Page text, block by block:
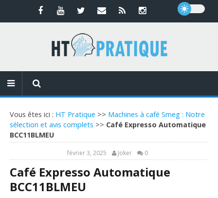
Vous êtes ici : HT Pratique >> Machines à café Smeg : Notre
sélection et avis complets >> Café Expresso Automatique
BCC11BLMEU
février 3, 2025 Joker 0
Café Expresso Automatique
BCC11BLMEU